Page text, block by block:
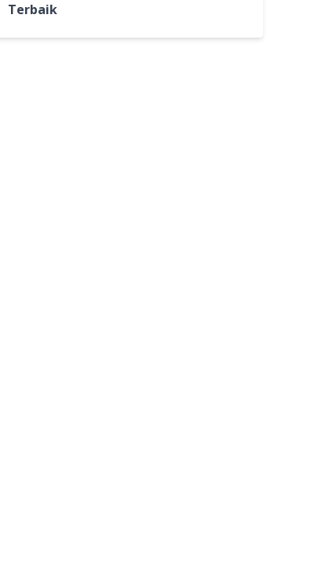
Terbaik